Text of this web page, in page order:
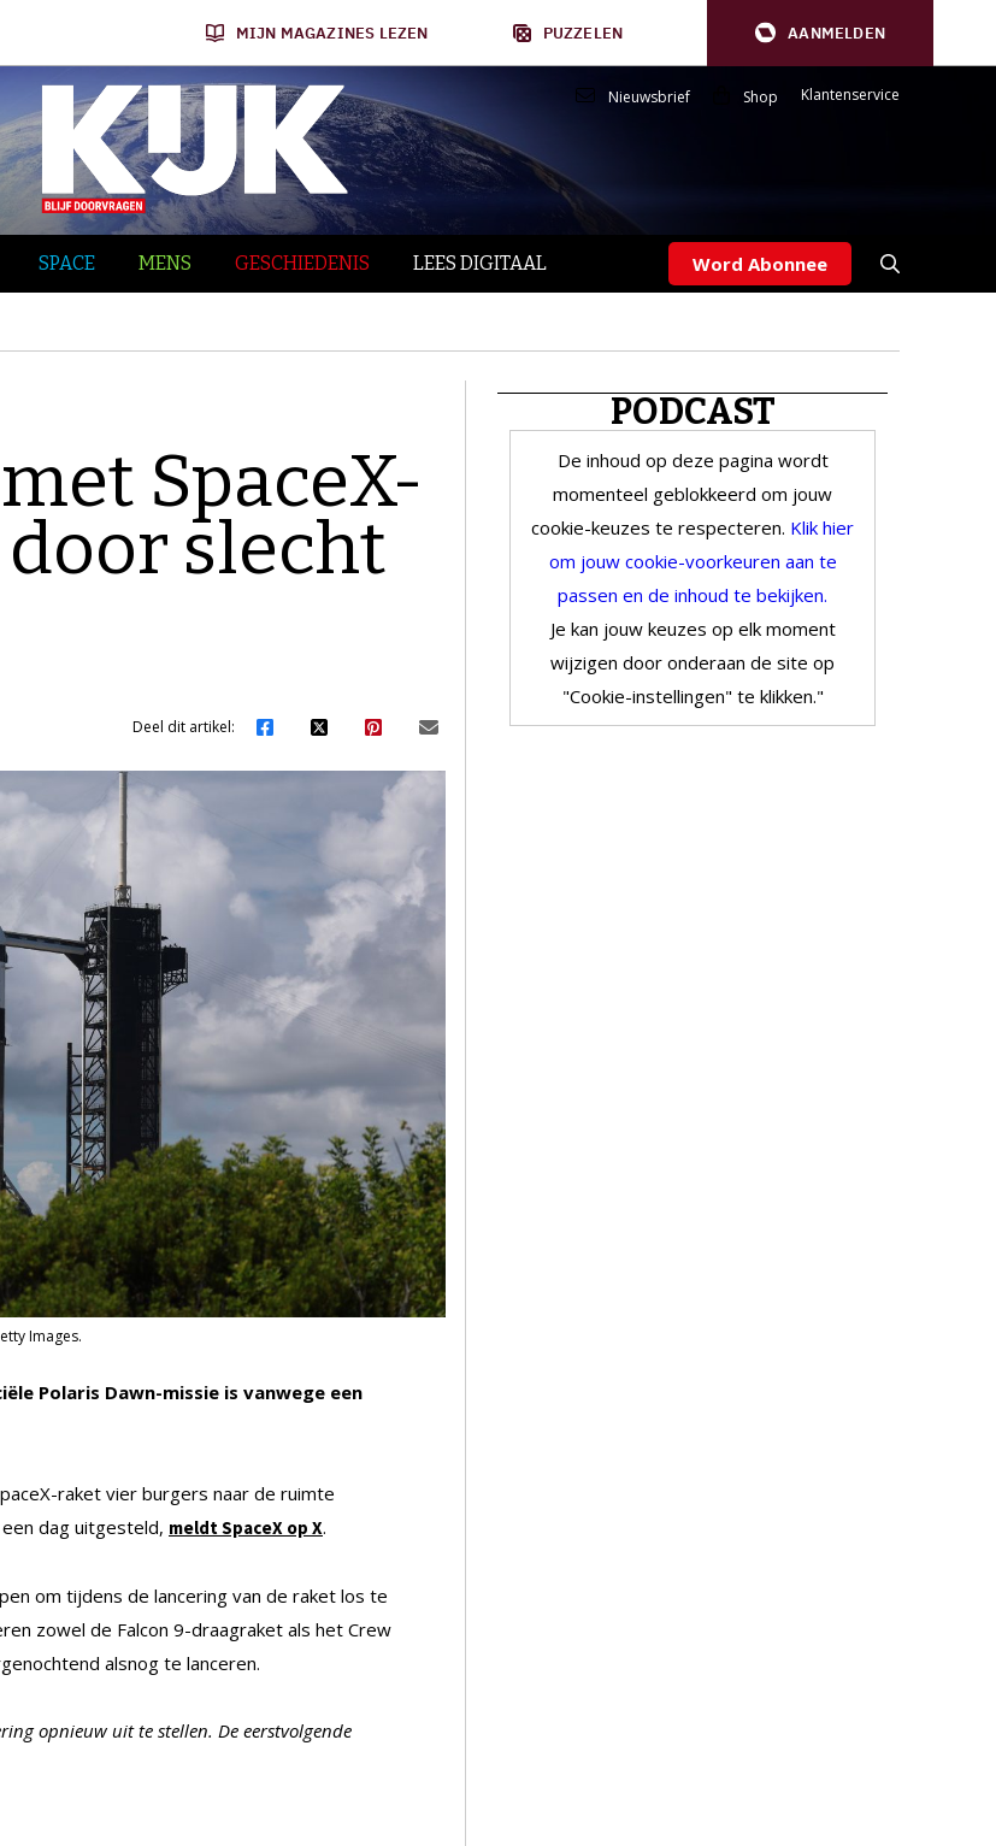
MIJN MAGAZINES LEZEN PUZZELEN AANMELDEN
Nieuwsbrief Shop Klantenservice
SPACE MENS GESCHIEDENIS LEES DIGITAAL Word Abonnee
SpaceX-
slecht
Deel dit artikel:
Images.
Polaris Dawn-missie is vanwege een
raket vier burgers naar de ruimte
dag uitgesteld, meldt SpaceX op X.
om tijdens de lancering van de raket los te
zowel de Falcon 9-draagraket als het Crew
alsnog te lanceren.
opnieuw uit te stellen. De eerstvolgende
PODCAST
De inhoud op deze pagina wordt
momenteel geblokkeerd om jouw
cookie-keuzes te respecteren. Klik hier
om jouw cookie-voorkeuren aan te
passen en de inhoud te bekijken.
Je kan jouw keuzes op elk moment
wijzigen door onderaan de site op
"Cookie-instellingen" te klikken."